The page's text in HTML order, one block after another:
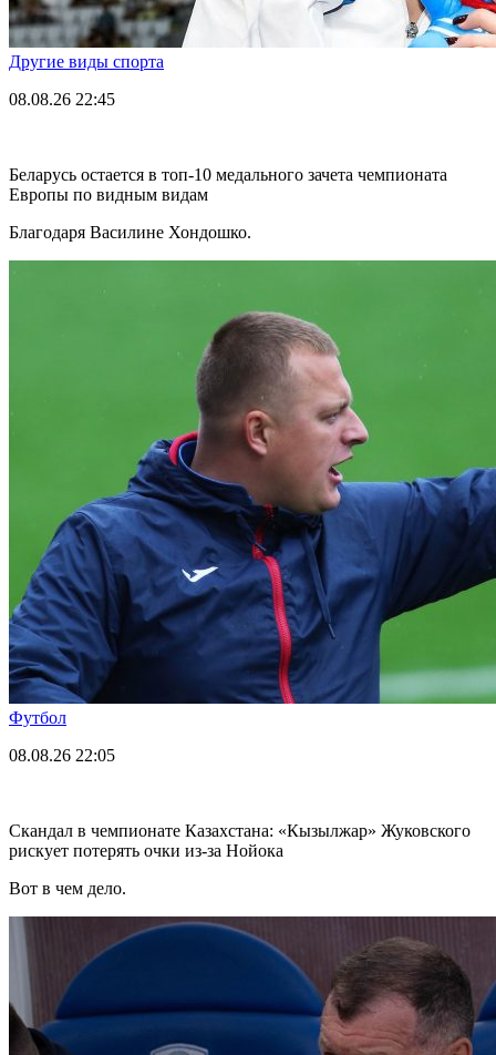
Другие виды спорта
08.08.26 22:45
Беларусь остается в топ-10 медального зачета чемпионата
Европы по видным видам
Благодаря Василине Хондошко.
Футбол
08.08.26 22:05
Скандал в чемпионате Казахстана: «Кызылжар» Жуковского
рискует потерять очки из-за Нойока
Вот в чем дело.